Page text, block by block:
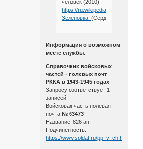
человек (2010).
https://ru.wikipedia.org/wiki/
Зелёновка_ (Сердобский_район)
Информация о возможном
месте службы.
Справочник войсковых
частей - полевых почт
РККА в 1943-1945 годах.
Запросу соответствует 1
записей
Войсковая часть полевая
почта № 63473
Название: 826 ап
Подчиненность:
https://www.soldat.ru/pp_v_ch.html